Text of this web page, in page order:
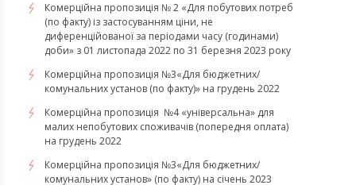
Комерційна пропозиція № 2 «Для побутових потреб
(по факту) із застосуванням ціни, не
диференційованої за періодами часу (годинами)
доби» з 01 листопада 2022 по 31 березня 2023 року
Комерційна пропозиція №3«Для бюджетних/
комунальних установ (по факту)» на грудень 2022
Комерційна пропозиція №4 «універсальна» для
малих непобутових споживачів (попередня оплата)
на грудень 2022
​​​​​​​Комерційна пропозиція №3«Для бюджетних/
комунальних установ» (по факту) на січень 2023